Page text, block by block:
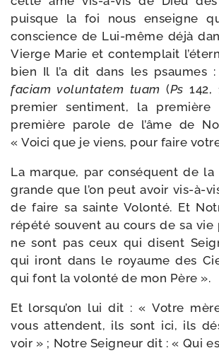
puisque la foi nous enseigne
conscience de Lui-​même déjà
Vierge Marie et contem­plait
bien Il l’a dit dans les psaumes :
faciam volun­ta­tem tuam (Ps
pre­mier sen­ti­ment, la pre­mière
pre­mière parole de l’âme de
« Voici que je viens, pour faire
La marque, par consé­quent de
grande que l’on peut avoir vis-​à-​
de faire sa sainte Volonté. Et
répé­té sou­vent au cours de sa
ne sont pas ceux qui disent
qui iront dans le royaume des
qui font la volon­té de mon Père ».
Et lorsqu’on lui dit : « Votre
vous attendent, ils sont ici, ils
voir » ; Notre Seigneur dit : « Qui